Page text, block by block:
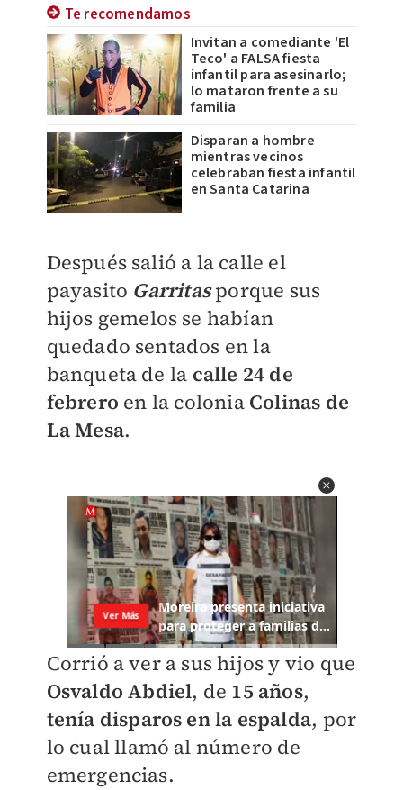
Te recomendamos
Invitan a comediante 'El
Teco' a FALSA fiesta
infantil para asesinarlo;
lo mataron frente a su
familia
Disparan a hombre
mientras vecinos
celebraban fiesta infantil
en Santa Catarina
Después salió a la calle el
payasito Garritas porque sus
hijos gemelos se habían
quedado sentados en la
banqueta de la calle 24 de
febrero en la colonia Colinas de
La Mesa.
Corrió a ver a sus hijos y vio que
Osvaldo Abdiel, de 15 años,
tenía disparos en la espalda, por
lo cual llamó al número de
emergencias.